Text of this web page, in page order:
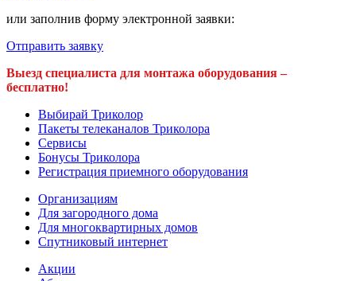
или заполнив форму электронной заявки:
Отправить заявку
Выезд специалиста для монтажа оборудования –
бесплатно!
Выбирай Триколор
Пакеты телеканалов Триколора
Сервисы
Бонусы Триколора
Регистрация приемного оборудования
Организациям
Для загородного дома
Для многоквартирных домов
Спутниковый интернет
Акции